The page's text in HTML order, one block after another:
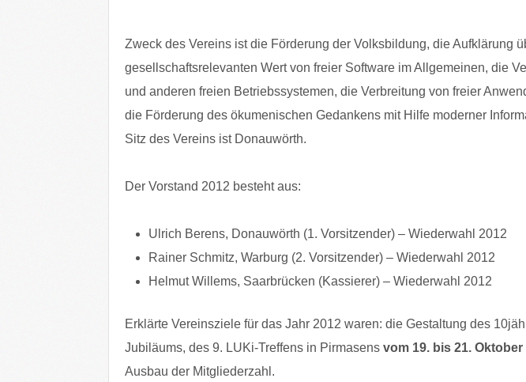
Zweck des Vereins ist die Förderung der Volksbildung, die Aufklärung
gesellschaftsrelevanten Wert von freier Software im Allgemeinen, die
und anderen freien Betriebssystemen, die Verbreitung von freier
die Förderung des ökumenischen Gedankens mit Hilfe moderner
Sitz des Vereins ist Donauwörth.
Der Vorstand 2012 besteht aus:
Ulrich Berens, Donauwörth (1. Vorsitzender) – Wiederwahl 2012
Rainer Schmitz, Warburg (2. Vorsitzender) – Wiederwahl 2012
Helmut Willems, Saarbrücken (Kassierer) – Wiederwahl 2012
Erklärte Vereinsziele für das Jahr 2012 waren: die Gestaltung des
Jubiläums, des 9. LUKi-Treffens in Pirmasens vom 19. bis 21. Oktober
Ausbau der Mitgliederzahl.